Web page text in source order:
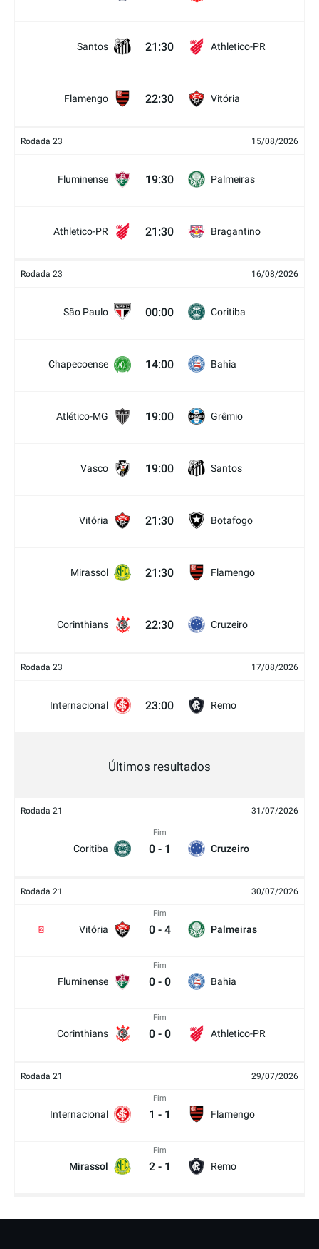
Santos 21:30 Athletico-PR
Flamengo 22:30 Vitória
Rodada 23 15/08/2026
Fluminense 19:30 Palmeiras
Athletico-PR 21:30 Bragantino
Rodada 23 16/08/2026
São Paulo 00:00 Coritiba
Chapecoense 14:00 Bahia
Atlético-MG 19:00 Grêmio
Vasco 19:00 Santos
Vitória 21:30 Botafogo
Mirassol 21:30 Flamengo
Corinthians 22:30 Cruzeiro
Rodada 23 17/08/2026
Internacional 23:00 Remo
Últimos resultados
Rodada 21 31/07/2026
Coritiba
Fim
0 - 1 Cruzeiro
Rodada 21 30/07/2026
Vitória
2
Fim
0 - 4 Palmeiras
Fluminense
Fim
0 - 0 Bahia
Corinthians
Fim
0 - 0 Athletico-PR
Rodada 21 29/07/2026
Internacional
Fim
1 - 1 Flamengo
Mirassol
Fim
2 - 1 Remo